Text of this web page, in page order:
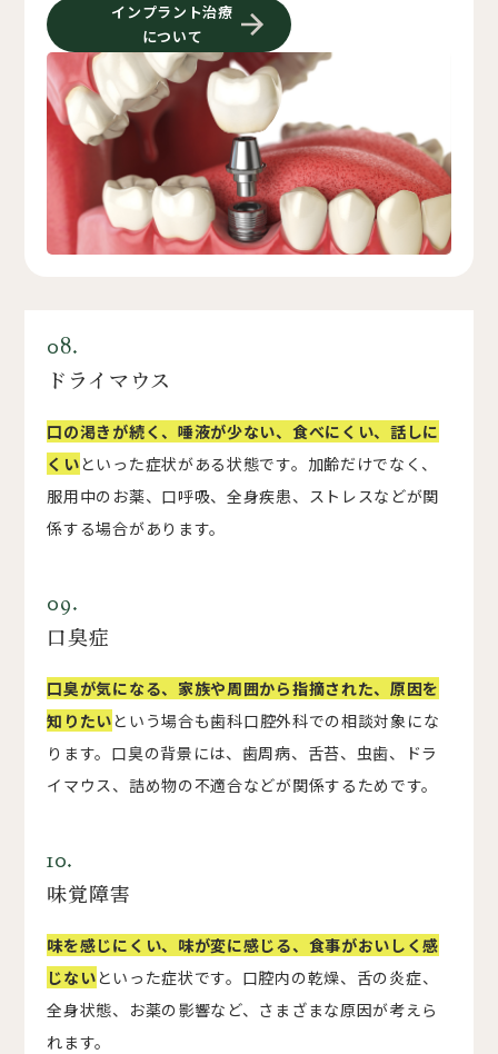
インプラント治療
について
08.
ドライマウス
口の渇きが続く、唾液が少ない、食べにくい、話しに
くいといった症状がある状態です。加齢だけでなく、
服用中のお薬、口呼吸、全身疾患、ストレスなどが関
係する場合があります。
09.
口臭症
口臭が気になる、家族や周囲から指摘された、原因を
知りたいという場合も歯科口腔外科での相談対象にな
ります。口臭の背景には、歯周病、舌苔、虫歯、ドラ
イマウス、詰め物の不適合などが関係するためです。
10.
味覚障害
味を感じにくい、味が変に感じる、食事がおいしく感
じないといった症状です。口腔内の乾燥、舌の炎症、
全身状態、お薬の影響など、さまざまな原因が考えら
れます。